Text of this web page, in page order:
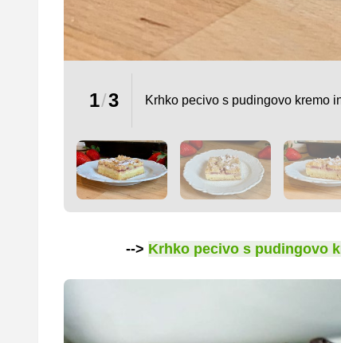
1/3 Krhko pecivo s pudingovo kremo
--> Krhko pecivo s pudingovo